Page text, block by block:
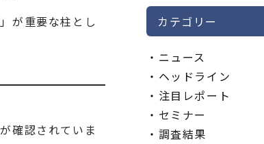
が重要な柱とし
確認されていま
カテゴリー
ニュース
ヘッドライン
注目レポート
セミナー
調査結果